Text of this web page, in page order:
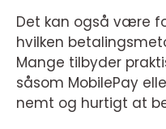
Det kan også være
hvilken
Mange tilbyder
såsom MobilePay
nemt og hurtigt at